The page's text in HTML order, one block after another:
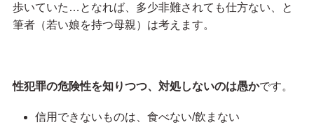
歩いていた…となれば、多少非難されても仕方ない、と
筆者（若い娘を持つ母親）は考えます。
性犯罪の危険性を知りつつ、対処しないのは愚かです。
信用できないものは、食べない/飲まない